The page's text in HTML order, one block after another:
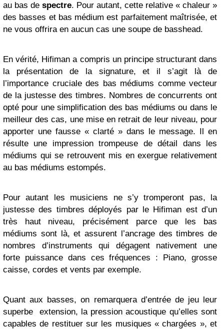
au bas de spectre. Pour autant, cette relative « chaleur »
des basses et bas médium est parfaitement maîtrisée, et
ne vous offrira en aucun cas une soupe de basshead.
En vérité, Hifiman a compris un principe structurant dans
la présentation de la signature, et il s’agit là de
l’importance cruciale des bas médiums comme vecteur
de la justesse des timbres. Nombres de concurrents ont
opté pour une simplification des bas médiums ou dans le
meilleur des cas, une mise en retrait de leur niveau, pour
apporter une fausse « clarté » dans le message. Il en
résulte une impression trompeuse de détail dans les
médiums qui se retrouvent mis en exergue relativement
au bas médiums estompés.
Pour autant les musiciens ne s’y tromperont pas, la
justesse des timbres déployés par le Hifiman est d’un
très haut niveau, précisément parce que les bas
médiums sont là, et assurent l’ancrage des timbres de
nombres d’instruments qui dégagent nativement une
forte puissance dans ces fréquences : Piano, grosse
caisse, cordes et vents par exemple.
Quant aux basses, on remarquera d’entrée de jeu leur
superbe extension, la pression acoustique qu’elles sont
capables de restituer sur les musiques « chargées », et